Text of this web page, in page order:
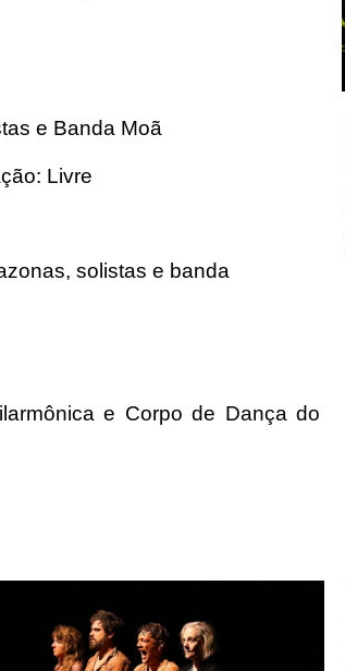
e Banda Moã
Livre
solistas e banda
e Corpo de Dança do